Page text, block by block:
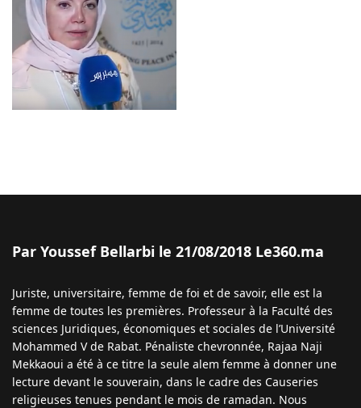
Par Youssef Bellarbi le 21/08/2018 Le360.ma
Juriste, universitaire, femme de foi et de savoir, elle est la
femme de toutes les premières. Professeur à la Faculté des
sciences Juridiques, économiques et sociales de l’Université
Mohammed V de Rabat. Pénaliste chevronnée, Rajaa Naji
Mekkaoui a été à ce titre la seule alem femme à donner une
lecture devant le souverain, dans le cadre des Causeries
religieuses tenues pendant le mois de ramadan. Nous